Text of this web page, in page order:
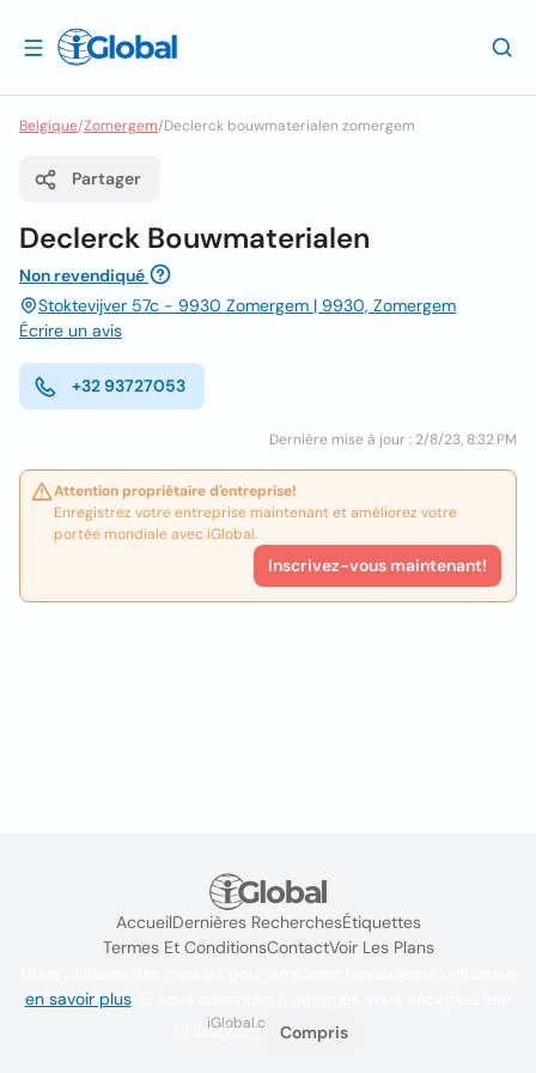
Belgique/Zomergem/Declerck bouwmaterialen zomergem
Partager
Declerck Bouwmaterialen
Non revendiqué
Stoktevijver 57c - 9930 Zomergem | 9930, Zomergem
Écrire un avis
+32 93727053
Dernière mise à jour : 2/8/23, 8:32 PM
Attention propriétaire d'entreprise!
Enregistrez votre entreprise maintenant et améliorez votre
portée mondiale avec iGlobal.
Inscrivez-vous maintenant!
AccueilDernières RecherchesÉtiquettes
Termes Et ConditionsContactVoir Les Plans
iGlobal.co @ 2024
en savoir plus. Si vous continuez à naviguer, vous acceptez leur
utilisation.
Compris